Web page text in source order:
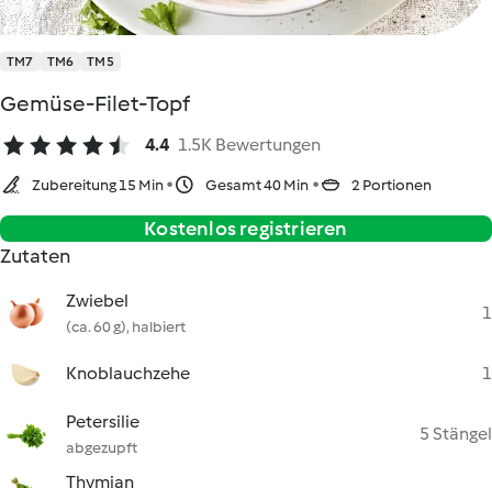
TM7 TM6 TM5
Gemüse-Filet-Topf
4.4 1.5K Bewertungen
Zubereitung 15 Min Gesamt 40 Min 2 Portionen
Kostenlos registrieren
Zutaten
Zwiebel
(ca. 60 g), halbiert
1
Knoblauchzehe 1
Petersilie
abgezupft
5 Stängel
Thymian